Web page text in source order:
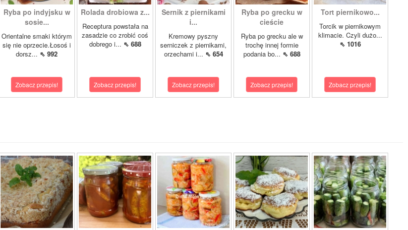
Ryba po indyjsku w
sosie...
Orientalne smaki którym
się nie oprzecie.Łosoś i
dorsz... ⇖ 992
Zobacz przepis!
Rolada drobiowa z...
Receptura powstała na
zasadzie co zrobić coś
dobrego i... ⇖ 688
Zobacz przepis!
Sernik z piernikami
i...
Kremowy pyszny
serniczek z piernikami,
orzechami i... ⇖ 654
Zobacz przepis!
Ryba po grecku w
cieście
Ryba po grecku ale w
trochę innej formie
podania bo... ⇖ 688
Zobacz przepis!
Tort piernikowo...
Torcik w piernikowym
klimacie. Czyli dużo...
⇖ 1016
Zobacz przepis!